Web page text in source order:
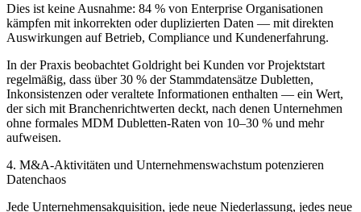
Dies ist keine Ausnahme: 84 % von Enterprise Organisationen
kämpfen mit inkorrekten oder duplizierten Daten — mit direkten
Auswirkungen auf Betrieb, Compliance und Kundenerfahrung.
In der Praxis beobachtet Goldright bei Kunden vor Projektstart
regelmäßig, dass über 30 % der Stammdatensätze Dubletten,
Inkonsistenzen oder veraltete Informationen enthalten — ein Wert,
der sich mit Branchenrichtwerten deckt, nach denen Unternehmen
ohne formales MDM Dubletten-Raten von 10–30 % und mehr
aufweisen.
4. M&A-Aktivitäten und Unternehmenswachstum potenzieren
Datenchaos
Jede Unternehmensakquisition, jede neue Niederlassung, jedes neue